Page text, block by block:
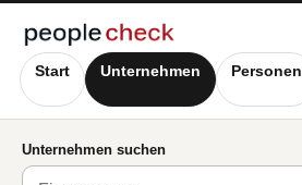
Start Unternehmen Personen
Unternehmen suchen